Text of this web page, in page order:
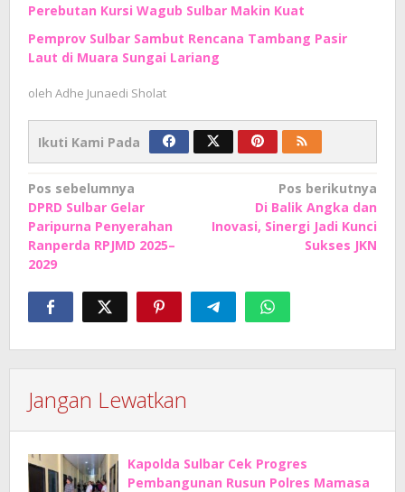
Perebutan Kursi Wagub Sulbar Makin Kuat
Pemprov Sulbar Sambut Rencana Tambang Pasir
Laut di Muara Sungai Lariang
oleh Adhe Junaedi Sholat
Ikuti Kami Pada
Navigasi
pos
Pos sebelumnya
DPRD Sulbar Gelar
Paripurna Penyerahan
Ranperda RPJMD 2025–
2029
Pos berikutnya
Di Balik Angka dan
Inovasi, Sinergi Jadi Kunci
Sukses JKN
Jangan Lewatkan
Kapolda Sulbar Cek Progres
Pembangunan Rusun Polres Mamasa